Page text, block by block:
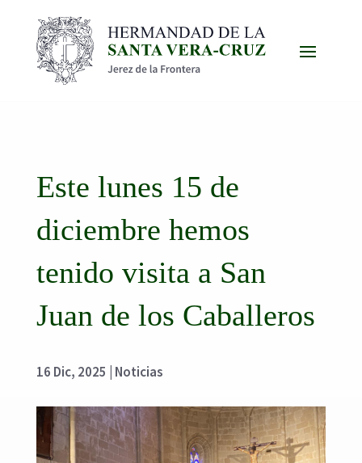
Este lunes 15 de
diciembre hemos
tenido visita a San
Juan de los Caballeros
16 Dic, 2025 Noticias